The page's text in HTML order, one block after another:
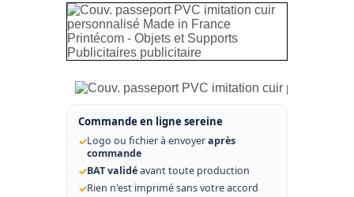
Commande en ligne sereine
✓Logo ou fichier à envoyeraprès
commande
✓BAT validéavant toute production
✓Rien n'est imprimé sans votre accord